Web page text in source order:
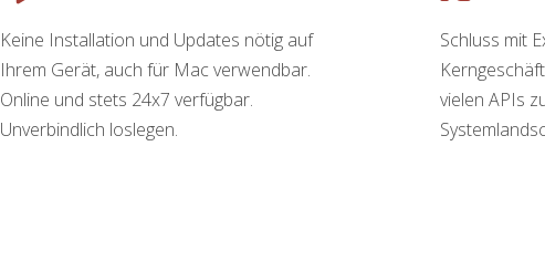
Keine Installation und Updates nötig auf
Ihrem Gerät, auch für Mac verwendbar.
Online und stets 24x7 verfügbar.
Unverbindlich loslegen.
Schluss mit
vielen APIs